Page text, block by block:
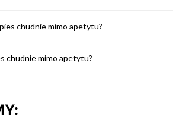
chudnie mimo apetytu?
chudnie mimo apetytu?